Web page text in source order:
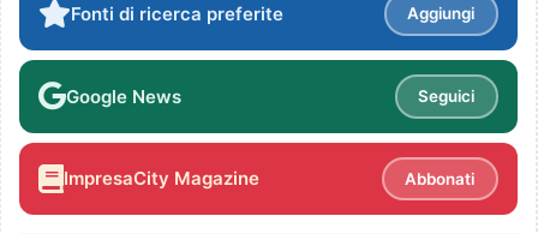
Fonti di ricerca preferite Aggiungi
Google News Seguici
ImpresaCity Magazine Abbonati